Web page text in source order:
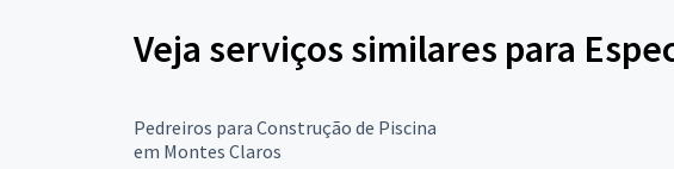
Veja serviços similares para
Pedreiros para Construção de Piscina
em Montes Claros